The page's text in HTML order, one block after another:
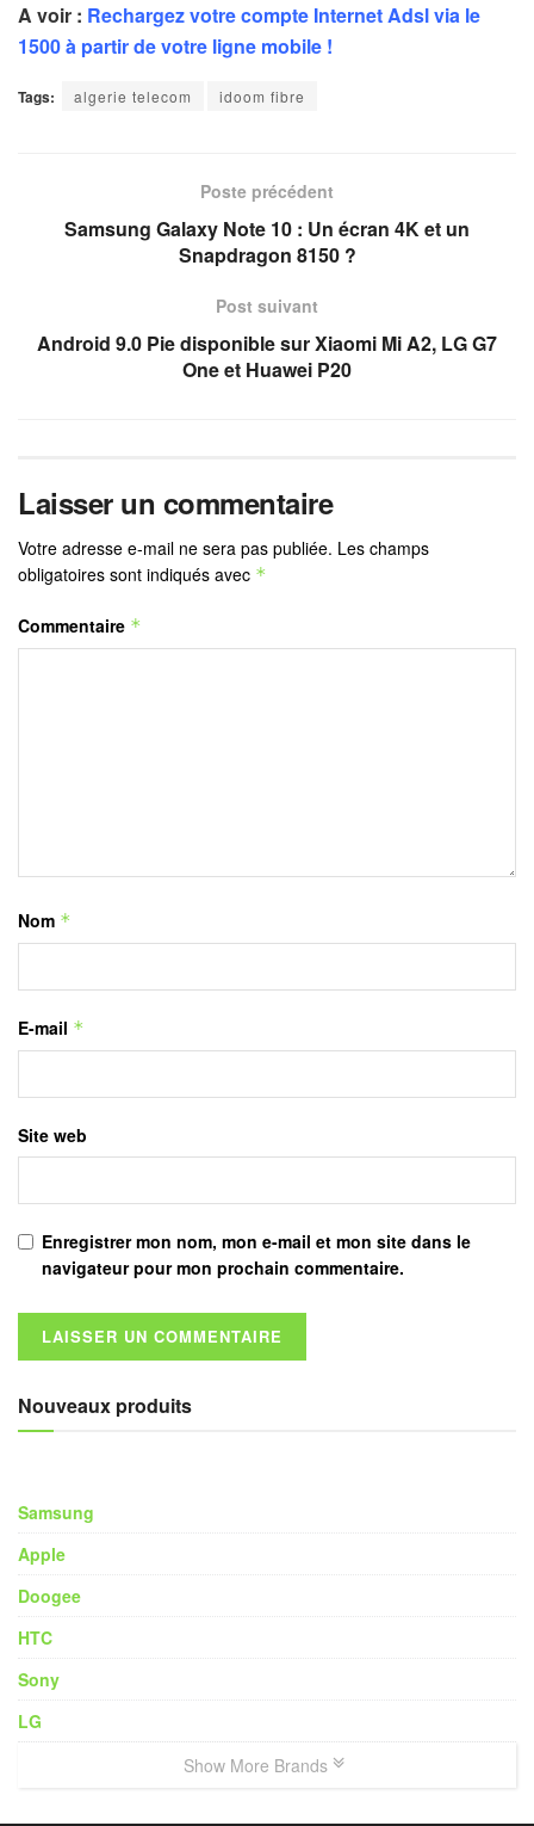
A voir : Rechargez votre compte Internet Adsl via le
1500 à partir de votre ligne mobile !
Tags: algerie telecom idoom fibre
Poste précédent
Samsung Galaxy Note 10 : Un écran 4K et un
Snapdragon 8150 ?
Post suivant
Android 9.0 Pie disponible sur Xiaomi Mi A2, LG G7
One et Huawei P20
Laisser un commentaire
Votre adresse e-mail ne sera pas publiée. Les champs
obligatoires sont indiqués avec *
Commentaire *
Nom *
E-mail *
Site web
Enregistrer mon nom, mon e-mail et mon site dans le
navigateur pour mon prochain commentaire.
Nouveaux produits
Samsung
Apple
Doogee
HTC
Sony
LG
Show More Brands